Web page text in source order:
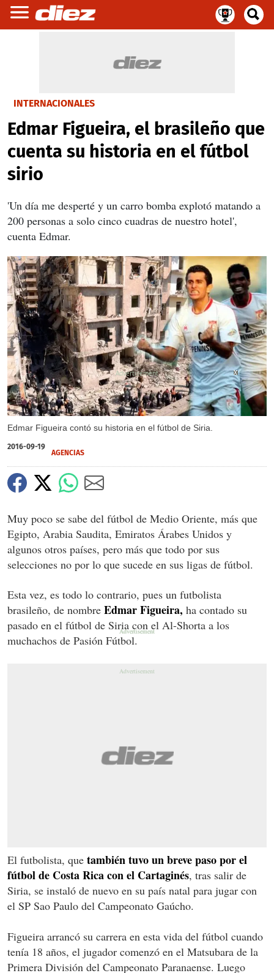
INTERNACIONALES
Edmar Figueira, el brasileño que
cuenta su historia en el fútbol
sirio
'Un día me desperté y un carro bomba explotó matando a
200 personas a solo cinco cuadras de nuestro hotel',
cuenta Edmar.
Edmar Figueira contó su historia en el fútbol de Siria.
X
X
X
2016-09-19
AGENCIAS
Muy poco se sabe del fútbol de Medio Oriente, más que
Egipto, Arabia Saudita, Emiratos Árabes Unidos y
algunos otros países, pero más que todo por sus
selecciones no por lo que sucede en sus ligas de fútbol.
Esta vez, es todo lo contrario, pues un futbolista
brasileño, de nombre Edmar Figueira, ha contado su
pasado en el fútbol de Siria con el Al-Shorta a los
muchachos de Pasión Fútbol.
El futbolista, que también tuvo un breve paso por el
fútbol de Costa Rica con el Cartaginés, tras salir de
Siria, se instaló de nuevo en su país natal para jugar con
el SP Sao Paulo del Campeonato Gaúcho.
Figueira arrancó su carrera en esta vida del fútbol cuando
tenía 18 años, el jugador comenzó en el Matsubara de la
Primera División del Campeonato Paranaense. Luego